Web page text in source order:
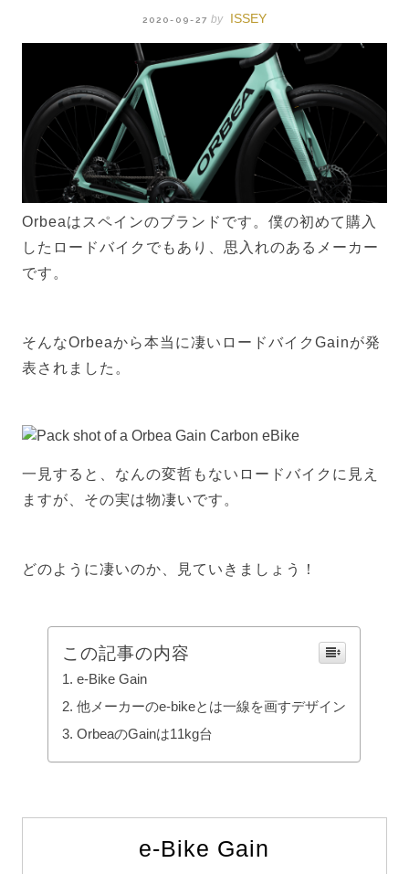
2020-09-27 by ISSEY
Orbeaはスペインのブランドです。僕の初めて購入
したロードバイクでもあり、思入れのあるメーカー
です。
そんなOrbeaから本当に凄いロードバイクGainが発
表されました。
一見すると、なんの変哲もないロードバイクに見え
ますが、その実は物凄いです。
どのように凄いのか、見ていきましょう！
この記事の内容
e-Bike Gain
他メーカーのe-bikeとは一線を画すデザイン
OrbeaのGainは11kg台
e-Bike Gain